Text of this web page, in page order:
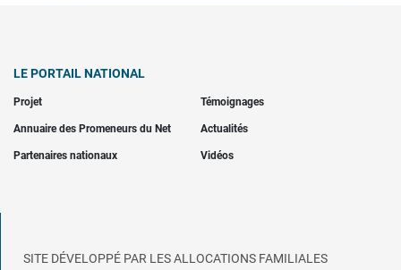
LE PORTAIL NATIONAL
Projet Témoignages
Annuaire des Promeneurs du Net Actualités
Partenaires nationaux Vidéos
SITE DÉVELOPPÉ PAR LES ALLOCATIONS FAMILIALES